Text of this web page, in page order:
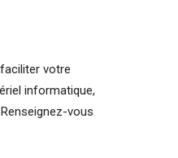
votre
informatique,
vous